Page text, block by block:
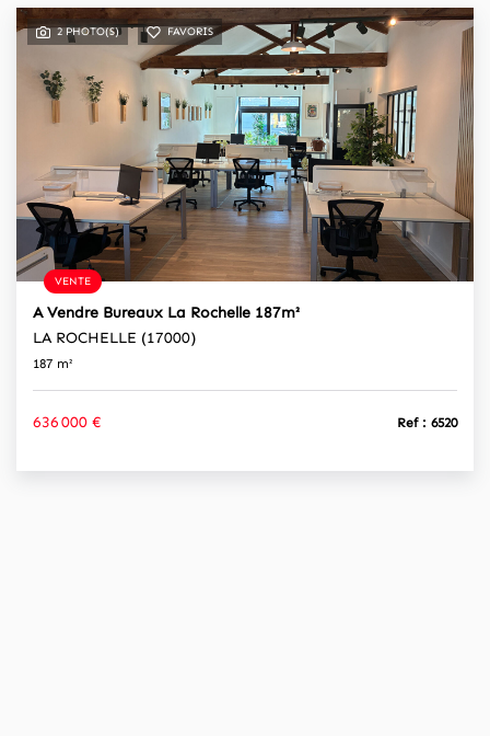
2 PHOTO(S) FAVORIS
VENTE
A Vendre Bureaux La Rochelle 187m²
LA ROCHELLE (17000)
187 m²
636 000 € Ref : 6520